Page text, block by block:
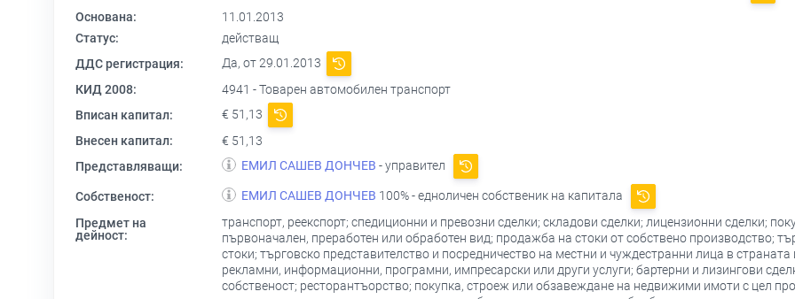
Основана:
11.01.2013
Статус:
действащ
ДДС регистрация:
Да, от 29.01.2013
КИД 2008:
4941 - Товарен автомобилен транспорт
Вписан капитал:
€ 51,13
Внесен капитал:
€ 51,13
Представляващи:
ЕМИЛ САШЕВ ДОНЧЕВ - управител
Собственост: ЕМИЛ САШЕВ ДОНЧЕВ 100% - едноличен собственик на капитала
Предмет на
дейност:
транспорт, реекспорт; спедиционни и превозни сделки; складови сделки; лицензионни сделки;
първоначален, преработен или обработен вид; продажба на стоки от собствено производство;
стоки; търговско представителство и посредничество на местни и чуждестранни лица в
рекламни, информационни, програмни, импресарски или други услуги; бартерни и лизингови
собственост; ресторантъорство; покупка, строеж или обзавеждане на недвижими имоти с цел